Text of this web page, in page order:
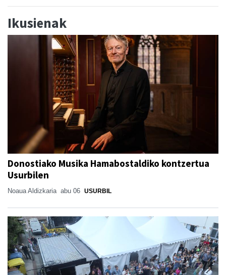
Ikusienak
Donostiako Musika Hamabostaldiko kontzertua
Usurbilen
Noaua Aldizkaria abu 06 USURBIL